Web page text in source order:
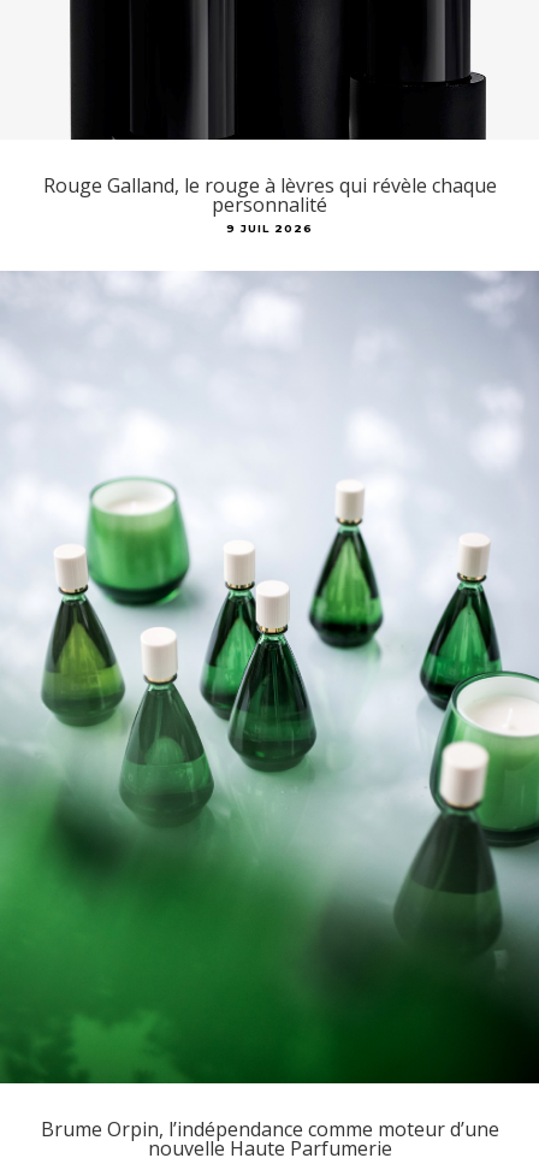
Rouge Galland, le rouge à lèvres qui révèle chaque
personnalité
9 JUIL 2026
Brume Orpin, l’indépendance comme moteur d’une
nouvelle Haute Parfumerie